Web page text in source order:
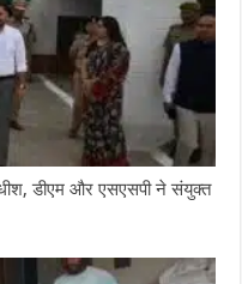
डीएम और एसएसपी ने संयुक्त